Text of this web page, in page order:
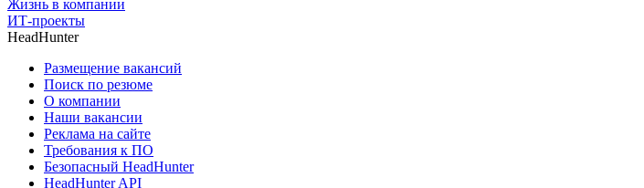
Жизнь в компании
ИТ-проекты
HeadHunter
Размещение вакансий
Поиск по резюме
О компании
Наши вакансии
Реклама на сайте
Требования к ПО
Безопасный HeadHunter
HeadHunter API